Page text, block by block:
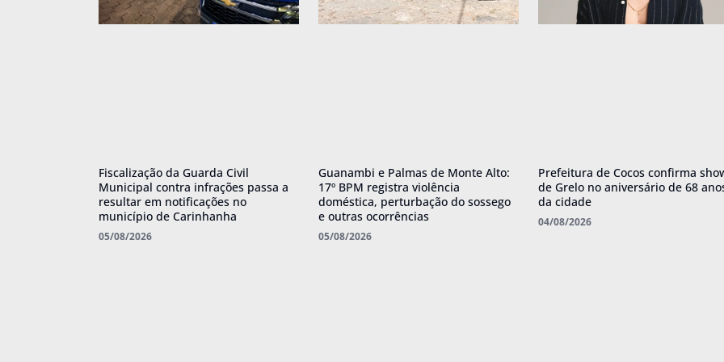
Fiscalização da Guarda Civil
Municipal contra infrações passa a
resultar em notificações no
município de Carinhanha
05/08/2026
Guanambi e Palmas de Monte Alto:
17º BPM registra violência
doméstica, perturbação do sossego
e outras ocorrências
05/08/2026
Prefeitura de Cocos confirma
de Grelo no aniversário de 68
da cidade
04/08/2026